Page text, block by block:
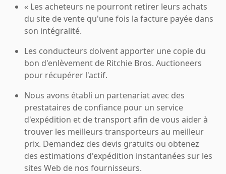
« Les acheteurs ne pourront retirer leurs achats
du site de vente qu'une fois la facture payée dans
son intégralité.
Les conducteurs doivent apporter une copie du
bon d'enlèvement de Ritchie Bros. Auctioneers
pour récupérer l'actif.
Nous avons établi un partenariat avec des
prestataires de confiance pour un service
d'expédition et de transport afin de vous aider à
trouver les meilleurs transporteurs au meilleur
prix. Demandez des devis gratuits ou obtenez
des estimations d'expédition instantanées sur les
sites Web de nos fournisseurs.